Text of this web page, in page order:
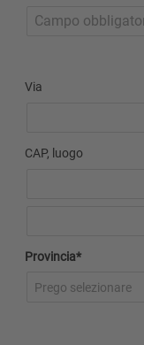
Via
CAP, luogo
Provincia*
Prego selezionare